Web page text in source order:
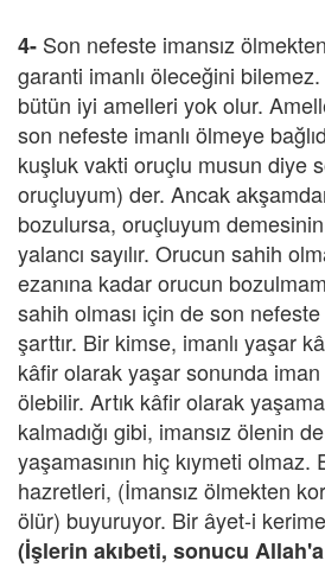
4- Son nefeste imansız
garanti imanlı öleceğini
bütün iyi amelleri yok olur.
son nefeste imanlı ölmeye
kuşluk vakti oruçlu musun diye
oruçluyum) der. Ancak
bozulursa, oruçluyum
yalancı sayılır. Orucun sahih
ezanına kadar orucun
sahih olması için de son
şarttır. Bir kimse, imanlı yaşar
kâfir olarak yaşar sonunda
ölebilir. Artık kâfir olarak
kalmadığı gibi, imansız ölenin
yaşamasının hiç kıymeti olmaz.
hazretleri, (İmansız ölmekten
ölür) buyuruyor. Bir âyet-i
(İşlerin akıbeti, sonucu